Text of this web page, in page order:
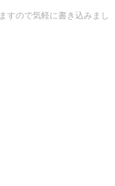
すので気軽に書き込みまし